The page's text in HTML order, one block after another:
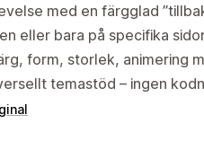
med en färgglad
eller bara på specifika
form, storlek, animering
temastöd – ingen